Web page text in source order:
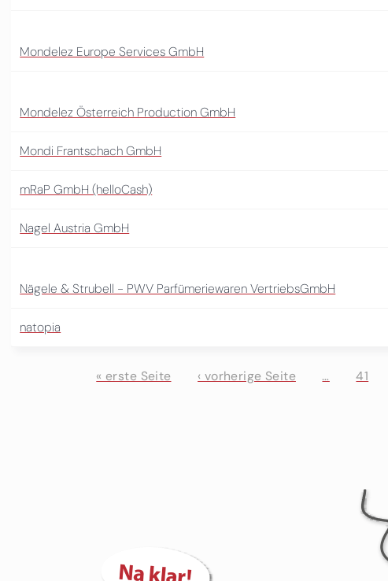
Mondelez Europe Services GmbH
Mondelez Österreich Production GmbH
Mondi Frantschach GmbH
mRaP GmbH (helloCash)
Nagel Austria GmbH
Nägele & Strubell - PWV Parfümeriewaren VertriebsGmbH
natopia
« erste Seite ‹ vorherige Seite … 41